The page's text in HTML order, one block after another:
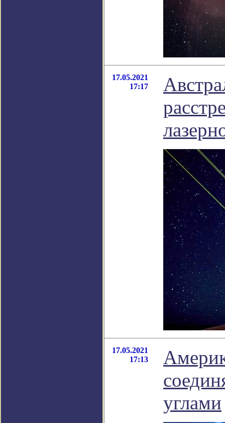
17.05.2021
17:17
17.05.2021
17:13
углами